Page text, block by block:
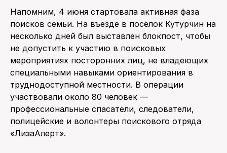
Напомним, 4 июня стартовала активная фаза
поисков семьи. На въезде в посёлок Кутурчин на
несколько дней был выставлен блокпост, чтобы
не допустить к участию в поисковых
мероприятиях посторонних лиц, не владеющих
специальными навыками ориентирования в
труднодоступной местности. В операции
участвовали около 80 человек —
профессиональные спасатели, следователи,
полицейские и волонтеры поискового отряда
«ЛизаАлерт».